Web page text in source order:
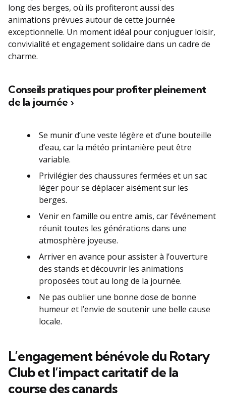
long des berges, où ils profiteront aussi des
animations prévues autour de cette journée
exceptionnelle. Un moment idéal pour conjuguer loisir,
convivialité et engagement solidaire dans un cadre de
charme.
Conseils pratiques pour profiter pleinement
de la journée ›
Se munir d’une veste légère et d’une bouteille
d’eau, car la météo printanière peut être
variable.
Privilégier des chaussures fermées et un sac
léger pour se déplacer aisément sur les
berges.
Venir en famille ou entre amis, car l’événement
réunit toutes les générations dans une
atmosphère joyeuse.
Arriver en avance pour assister à l’ouverture
des stands et découvrir les animations
proposées tout au long de la journée.
Ne pas oublier une bonne dose de bonne
humeur et l’envie de soutenir une belle cause
locale.
L’engagement bénévole du Rotary
Club et l’impact caritatif de la
course des canards